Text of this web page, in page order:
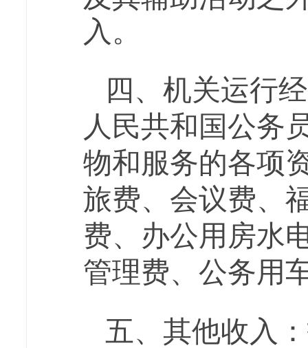
入。
四 、 机关运行
人民共和国公务
物和服务的各项
旅费、会议费、
费、办公用房水
管理费、公务用
五、其他收入：